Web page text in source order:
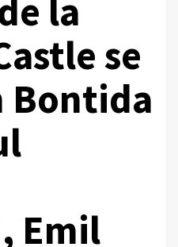
la
se
Bontida
Emil